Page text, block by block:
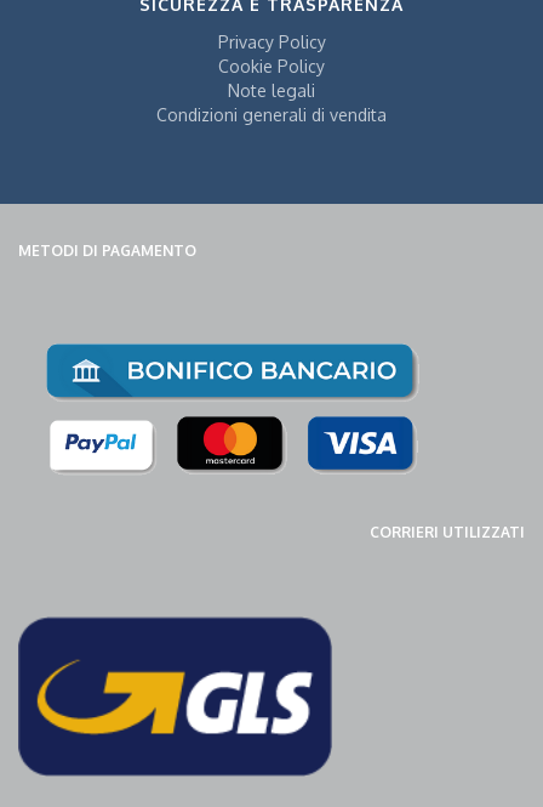
Privacy Policy
Cookie Policy
Note legali
Condizioni generali di vendita
METODI DI PAGAMENTO
CORRIERI UTILIZZATI